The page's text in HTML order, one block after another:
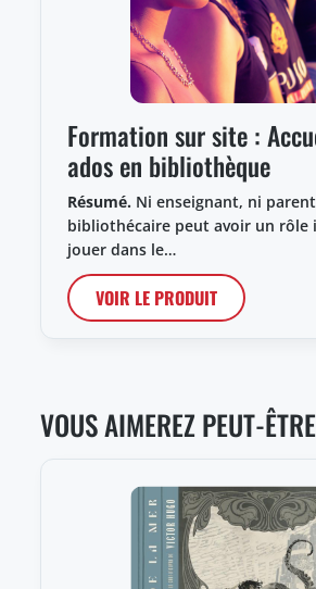
Formation sur site :
ados en bibliothèque
Résumé. Ni enseignant, ni
bibliothécaire peut avoir un rôle
jouer dans le…
VOIR LE PRODUIT
VOUS AIMEREZ PEUT-ÊTRE